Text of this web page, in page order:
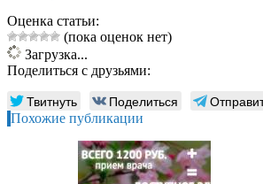
Оценка статьи:
(пока оценок нет)
Загрузка...
Поделиться с друзьями:
Твитнуть Поделиться
Похожие публикации